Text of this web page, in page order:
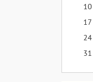
10
17
24
31